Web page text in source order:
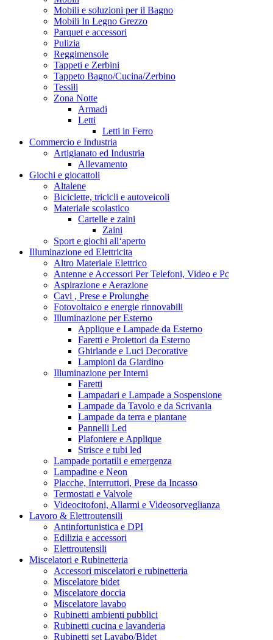
Mobili e soluzioni per il Bagno
Mobili In Legno Grezzo
Parquet e accessori
Pulizia
Reggimensole
Tappeti e Zerbini
Tappeto Bagno/Cucina/Zerbino
Tessili
Zona Notte
Armadi
Letti
Letti in Ferro
Commercio e Industria
Artigianato ed Industria
Allevamento
Giochi e giocattoli
Altalene
Biciclette, tricicli e autoveicoli
Materiale scolastico
Cartelle e zaini
Zaini
Sport e giochi all‘aperto
Illuminazione ed Elettricita
Altro Materiale Elettrico
Antenne e Accessori Per Telefoni, Video e Pc
Aspirazione e Aerazione
Cavi , Prese e Prolunghe
Fotovoltaico e energie rinnovabili
Illuminazione per Esterno
Applique e Lampade da Esterno
Faretti e Proiettori da Esterno
Ghirlande e Luci Decorative
Lampioni da Giardino
Illuminazione per Interni
Faretti
Lampadari e Lampade a Sospensione
Lampade da Tavolo e da Scrivania
Lampade da terra e piantane
Pannelli Led
Plafoniere e Applique
Strisce e tubi led
Lampade portatili e emergenza
Lampadine e Neon
Placche, Interruttori, Prese da Incasso
Termostati e Valvole
Videocitofoni, Allarmi e Videosorveglianza
Lavoro & Elettroutensili
Antinfortunistica e DPI
Edilizia e accessori
Elettroutensili
Miscelatori e Rubinetteria
Accessori miscelatori e rubinetteria
Miscelatore bidet
Miscelatore doccia
Miscelatore lavabo
Rubinetti ambienti pubblici
Rubinetti cucina e lavanderia
Rubinetti set Lavabo/Bidet